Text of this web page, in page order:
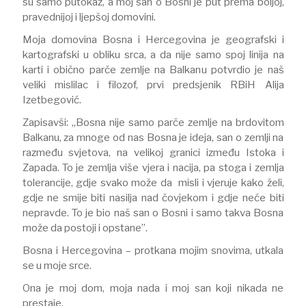
pravednijoj i ljepšoj domovini.
Moja domovina Bosna i Hercegovina je geografski i
kartografski u obliku srca, a da nije samo spoj linija na
karti i obično parče zemlje na Balkanu potvrdio je naš
veliki mislilac i filozof, prvi predsjenik RBiH Alija
Izetbegović.
Zapisavši: „Bosna nije samo parče zemlje na brdovitom
Balkanu, za mnoge od nas Bosna je ideja, san o zemlji na
razmeđu svjetova, na velikoj granici između Istoka i
Zapada. To je zemlja više vjera i nacija, pa stoga i zemlja
tolerancije, gdje svako može da misli i vjeruje kako želi,
gdje ne smije biti nasilja nad čovjekom i gdje neće biti
nepravde. To je bio naš san o Bosni i samo takva Bosna
može da postoji i opstane”.
Bosna i Hercegovina – protkana mojim snovima, utkala
se u moje srce.
Ona je moj dom, moja nada i moj san koji nikada ne
prestaje.